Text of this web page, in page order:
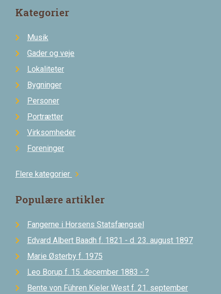
Kategorier
Musik
Gader og veje
Lokaliteter
Bygninger
Personer
Portrætter
Virksomheder
Foreninger
Flere kategorier chevron_right
Populære artikler
Fangerne i Horsens Statsfængsel
Edvard Albert Baadh f. 1821 - d. 23. august 1897
Marie Østerby f. 1975
Leo Borup f. 15. december 1883 - ?
Bente von Führen Kieler West f. 21. september